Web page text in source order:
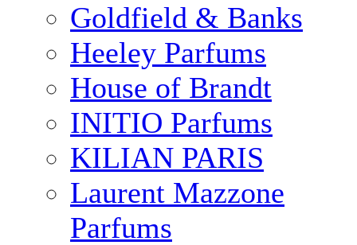
Goldfield & Banks
Heeley Parfums
House of Brandt
INITIO Parfums
KILIAN PARIS
Laurent Mazzone
Parfums